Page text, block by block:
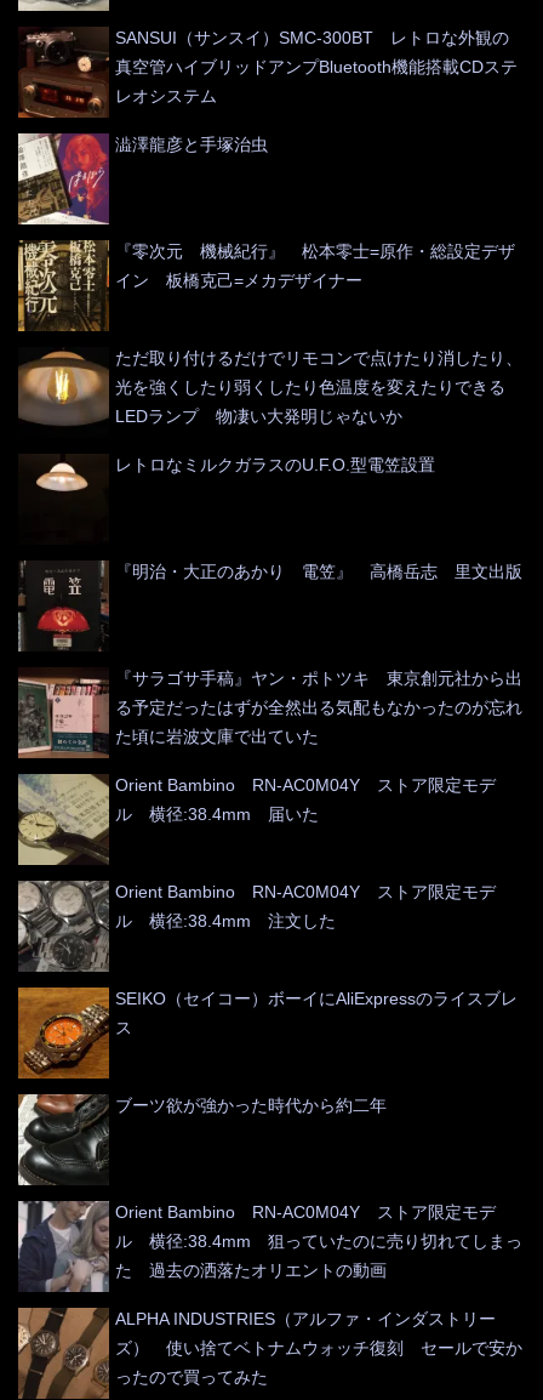
SANSUI（サンスイ）SMC-300BT レトロな外観の
真空管ハイブリッドアンプBluetooth機能搭載CDステ
レオシステム
澁澤龍彦と手塚治虫
『零次元 機械紀行』 松本零士=原作・総設定デザ
イン 板橋克己=メカデザイナー
ただ取り付けるだけでリモコンで点けたり消したり、
光を強くしたり弱くしたり色温度を変えたりできる
LEDランプ 物凄い大発明じゃないか
レトロなミルクガラスのU.F.O.型電笠設置
『明治・大正のあかり 電笠』 高橋岳志 里文出版
『サラゴサ手稿』ヤン・ポトツキ 東京創元社から出
る予定だったはずが全然出る気配もなかったのが忘れ
た頃に岩波文庫で出ていた
Orient Bambino RN-AC0M04Y ストア限定モデ
ル 横径:38.4mm 届いた
Orient Bambino RN-AC0M04Y ストア限定モデ
ル 横径:38.4mm 注文した
SEIKO（セイコー）ボーイにAliExpressのライスブレ
ス
ブーツ欲が強かった時代から約二年
Orient Bambino RN-AC0M04Y ストア限定モデ
ル 横径:38.4mm 狙っていたのに売り切れてしまっ
た 過去の洒落たオリエントの動画
ALPHA INDUSTRIES（アルファ・インダストリー
ズ） 使い捨てベトナムウォッチ復刻 セールで安か
ったので買ってみた